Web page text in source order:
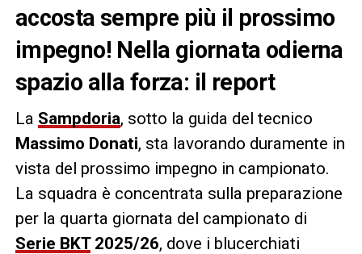
accosta sempre più il prossimo
impegno! Nella giornata odierna
spazio alla forza: il report
La Sampdoria, sotto la guida del tecnico
Massimo Donati, sta lavorando duramente in
vista del prossimo impegno in campionato.
La squadra è concentrata sulla preparazione
per la quarta giornata del campionato di
Serie BKT2025/26, dove i blucerchiati